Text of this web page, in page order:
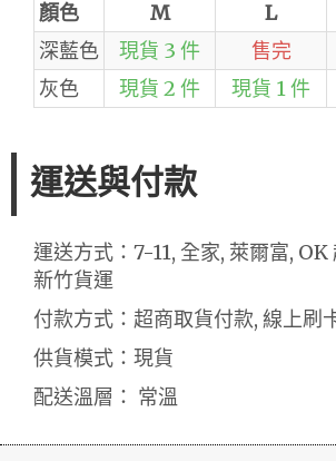
顏色 M L
深藍色
現貨 3 件 售完
灰色
現貨 2 件 現貨 1 件
運送與付款
運送方式：7-11, 全家, 萊爾富, OK
新竹貨運
付款方式：超商取貨付款, 線上刷
供貨模式：現貨
配送溫層： 常溫